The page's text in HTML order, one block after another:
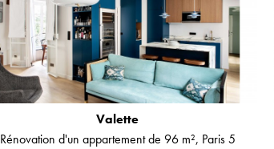
Valette
Rénovation d'un appartement de 96 m², Paris 5